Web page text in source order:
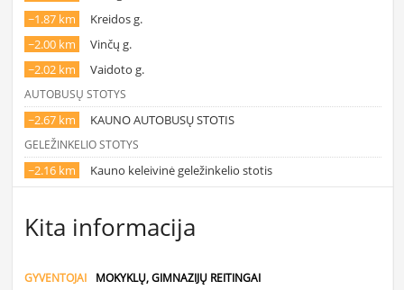
~1.87 km
Kreidos g.
~2.00 km
Vinčų g.
~2.02 km
Vaidoto g.
AUTOBUSŲ STOTYS
~2.67 km KAUNO AUTOBUSŲ STOTIS
GELEŽINKELIO STOTYS
~2.16 km Kauno keleivinė geležinkelio stotis
Kita informacija
GYVENTOJAI
MOKYKLŲ, GIMNAZIJŲ REITINGAI